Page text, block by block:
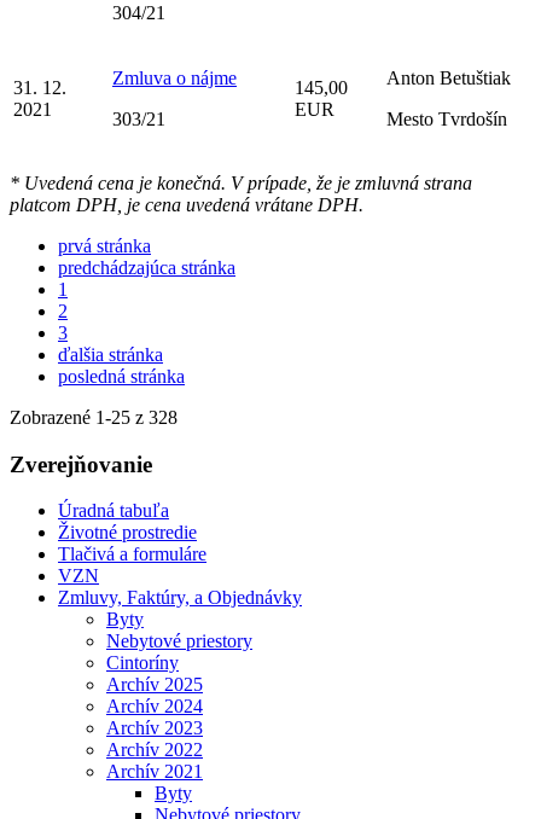
304/21
31. 12.
2021
Zmluva o nájme
303/21
145,00
EUR
Anton Betuštiak
Mesto Tvrdošín
* Uvedená cena je konečná. V prípade, že je zmluvná strana
platcom DPH, je cena uvedená vrátane DPH.
prvá stránka
predchádzajúca stránka
1
2
3
ďalšia stránka
posledná stránka
Zobrazené 1-25 z 328
Zverejňovanie
Úradná tabuľa
Životné prostredie
Tlačivá a formuláre
VZN
Zmluvy, Faktúry, a Objednávky
Byty
Nebytové priestory
Cintoríny
Archív 2025
Archív 2024
Archív 2023
Archív 2022
Archív 2021
Byty